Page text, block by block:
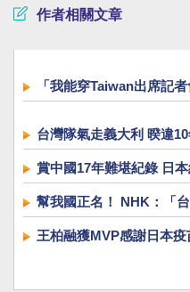
作者相關文章
「我能穿Taiwan出席記
台灣隊氣走義大利 暌違
賞中國17年難堪紀錄 日
幫我國正名！ NHK：「台
王柏融獲MVP感謝日本